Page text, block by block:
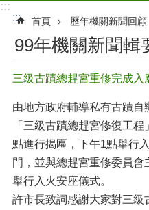
:::
:::
首頁 歷年機關新聞回顧
99年機關新聞輯
三級古蹟總趕宮重修完成入
由地方政府輔導私有古蹟自
「三級古蹟總趕宮修復工
點進行揭匾，下午1點舉行
門，並與總趕宮重修委員會
舉行入火安座儀式。
許市長致詞感謝大家對三級